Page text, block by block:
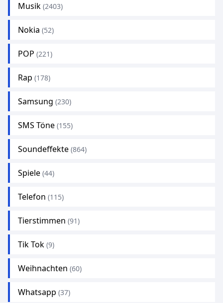
Musik (2403)
Nokia (52)
POP (221)
Rap (178)
Samsung (230)
SMS Töne (155)
Soundeffekte (864)
Spiele (44)
Telefon (115)
Tierstimmen (91)
Tik Tok (9)
Weihnachten (60)
Whatsapp (37)